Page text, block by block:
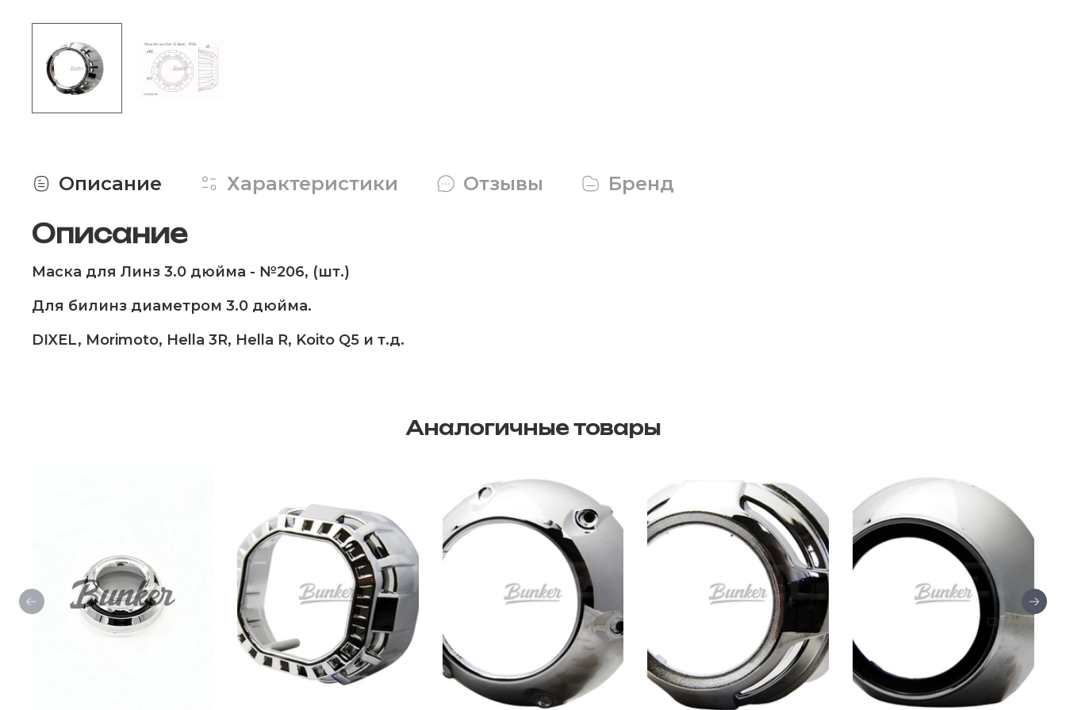
Описание Характеристики Отзывы Бренд
Описание
Маска для Линз 3.0 дюйма - №206, (шт.)
Для билинз диаметром 3.0 дюйма.
DIXEL, Morimoto, Hella 3R, Hella R, Koito Q5 и т.д.
Аналогичные товары